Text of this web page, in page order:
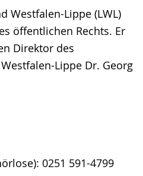
Westfalen-Lippe (LWL)
öffentlichen Rechts. Er
Direktor des
Lippe Dr. Georg
0251 591-4799